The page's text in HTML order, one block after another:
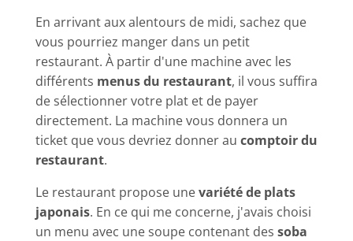
En arrivant aux alentours de midi, sachez que
vous pourriez manger dans un petit
restaurant. À partir d'une machine avec les
différents menus du restaurant, il vous suffira
de sélectionner votre plat et de payer
directement. La machine vous donnera un
ticket que vous devriez donner au comptoir du
restaurant.
Le restaurant propose unevariété de plats
japonais. En ce qui me concerne, j'avais choisi
un menu avec une soupe contenant des soba